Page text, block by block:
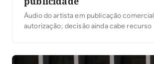
Áudio do artista em publicação comercial foi sem
autorização; decisão ainda cabe recurso